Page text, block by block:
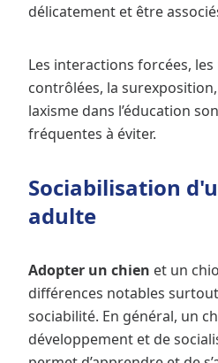
délicatement et être
Les interactions forcées,
contrôlées, la
laxisme dans l’éducation
fréquentes à éviter.
Sociabilisation
adulte
Adopter un chien et un
différences notables
sociabilité. En général, un
développement et de